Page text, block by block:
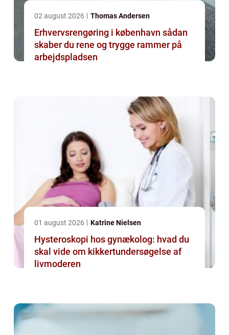
02 august 2026 Thomas Andersen
Erhvervsrengøring i københavn sådan
skaber du rene og trygge rammer på
arbejdspladsen
01 august 2026 Katrine Nielsen
Hysteroskopi hos gynækolog: hvad du
skal vide om kikkertundersøgelse af
livmoderen